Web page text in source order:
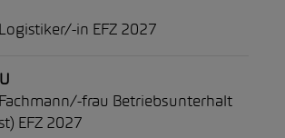
in EFZ 2027
frau Betriebsunterhalt
EFZ 2027